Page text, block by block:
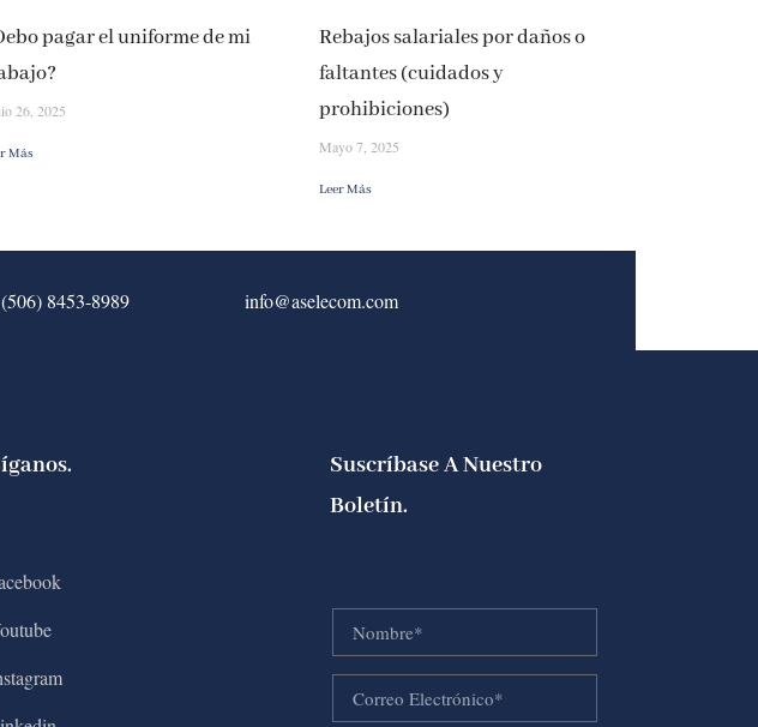
pagar el uniforme de mi
26, 2025
Más
Rebajos salariales por daños o
faltantes (cuidados y
prohibiciones)
Mayo 7, 2025
Leer Más
(506) 8453-8989 info@aselecom.com
Suscríbase A Nuestro
Boletín.